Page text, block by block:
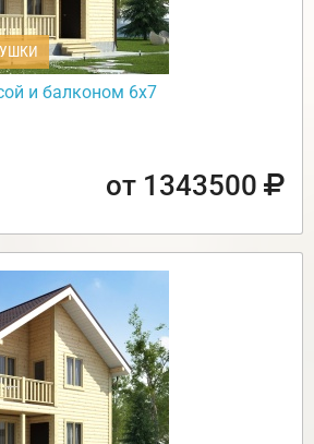
и балконом 6х7
от 1343500